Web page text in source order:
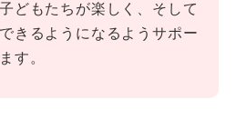
どもたちが楽しく、そして
きるようになるようサポー
す。